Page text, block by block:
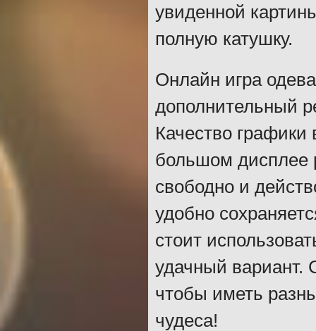
увиденной
полную катушку.
Онлайн игра
дополнительный
Качество
большом дисплее
свободно и
удобно
стоит
удачный вариант.
чтобы иметь
чудеса!